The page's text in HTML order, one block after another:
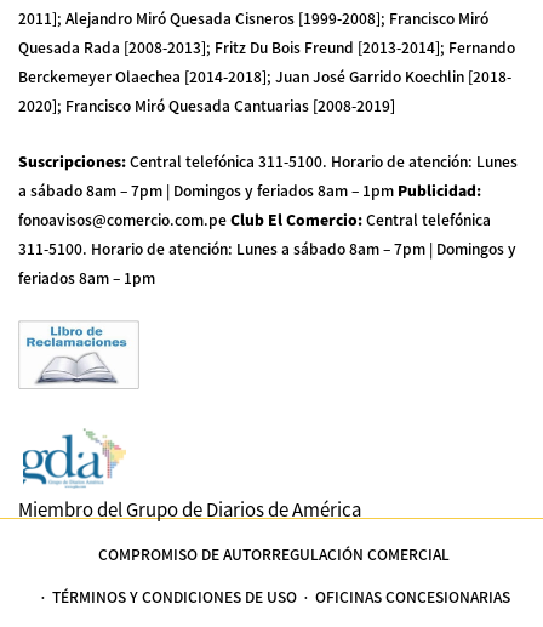
2011]; Alejandro Miró Quesada Cisneros [1999-2008]; Francisco Miró
Quesada Rada [2008-2013]; Fritz Du Bois Freund [2013-2014]; Fernando
Berckemeyer Olaechea [2014-2018]; Juan José Garrido Koechlin [2018-
2020]; Francisco Miró Quesada Cantuarias [2008-2019]
Suscripciones:Central telefónica 311-5100. Horario de atención: Lunes
a sábado 8am – 7pm | Domingos y feriados 8am – 1pm Publicidad:
fonoavisos@comercio.com.peClub El Comercio:Central telefónica
311-5100. Horario de atención: Lunes a sábado 8am – 7pm | Domingos y
feriados 8am – 1pm
Miembro del Grupo de Diarios de América
COMPROMISO DE AUTORREGULACIÓN COMERCIAL
TÉRMINOS Y CONDICIONES DE USO OFICINAS CONCESIONARIAS